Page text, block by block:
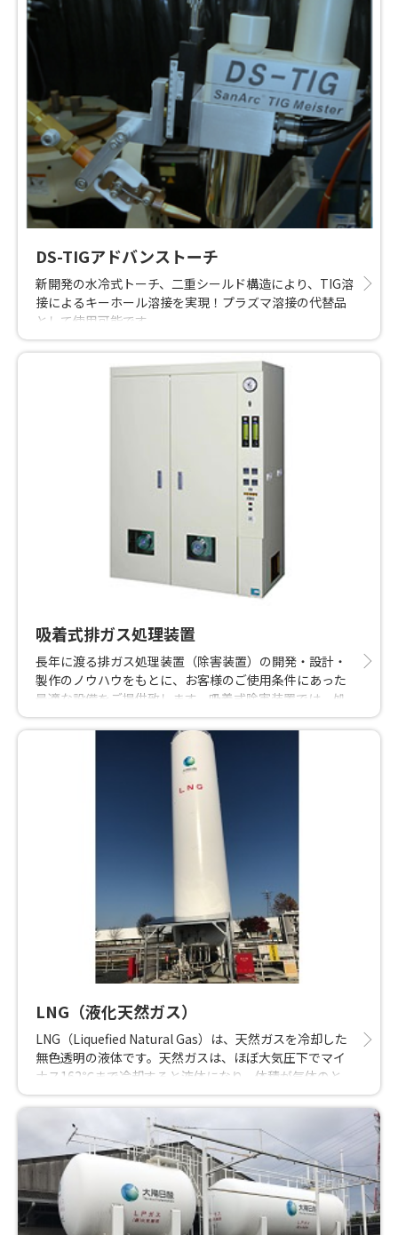
DS-TIGアドバンストーチ
新開発の水冷式トーチ、二重シールド構造により、TIG溶
接によるキーホール溶接を実現！プラズマ溶接の代替品
として使用可能です。
吸着式排ガス処理装置
長年に渡る排ガス処理装置（除害装置）の開発・設計・
製作のノウハウをもとに、お客様のご使用条件にあった
最適な設備をご提供致します。吸着式除害装置では、処
理対象ガスに最適な乾式除害剤の組み合わせにより、確
実に排ガス処理を行います。研究用の小規模なものから
生産工場用の大型装置まで豊富なラインナップで対応し
LNG（液化天然ガス）
LNG（Liquefied Natural Gas）は、天然ガスを冷却した
無色透明の液体です。天然ガスは、ほぼ大気圧下でマイ
ナス162℃まで冷却すると液体になり、体積が気体のと
きの600分の1になります。
LNGは燃焼時に、二酸化炭素の発生量が少ないのが特長
です。さらに、酸性雨や大気汚染の原因とされる窒素酸
化物（NOx）の発生量も少なく、また硫黄酸化物
（SOx）が発生しない、環境特性に優れたエネルギーで
す。